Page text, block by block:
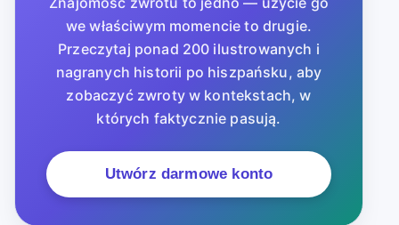
we właściwym momencie to drugie.
Przeczytaj ponad 200 ilustrowanych i
nagranych historii po hiszpańsku, aby
zobaczyć zwroty w kontekstach, w
których faktycznie pasują.
Utwórz darmowe konto